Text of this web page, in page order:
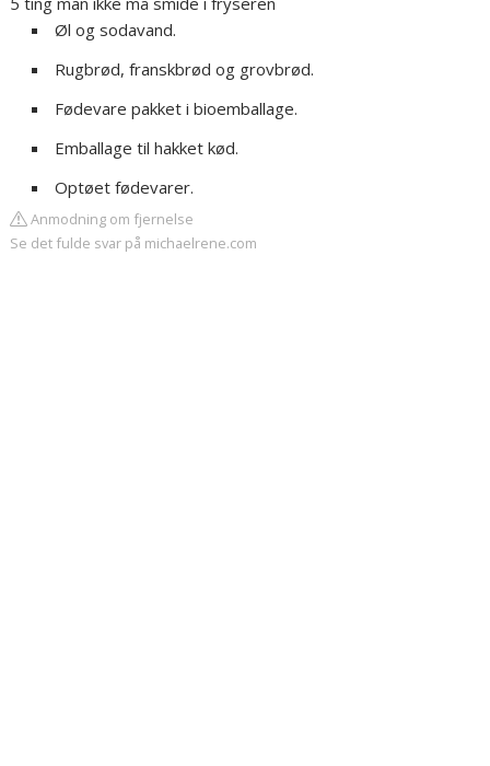
Øl og sodavand.
Rugbrød, franskbrød og grovbrød.
Fødevare pakket i bioemballage.
Emballage til hakket kød.
Optøet fødevarer.
Anmodning om fjernelse
Se det fulde svar på michaelrene.com